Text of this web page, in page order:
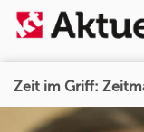
Zeit im Griff: